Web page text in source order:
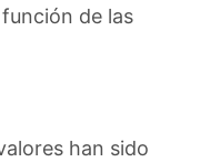
de las
han sido